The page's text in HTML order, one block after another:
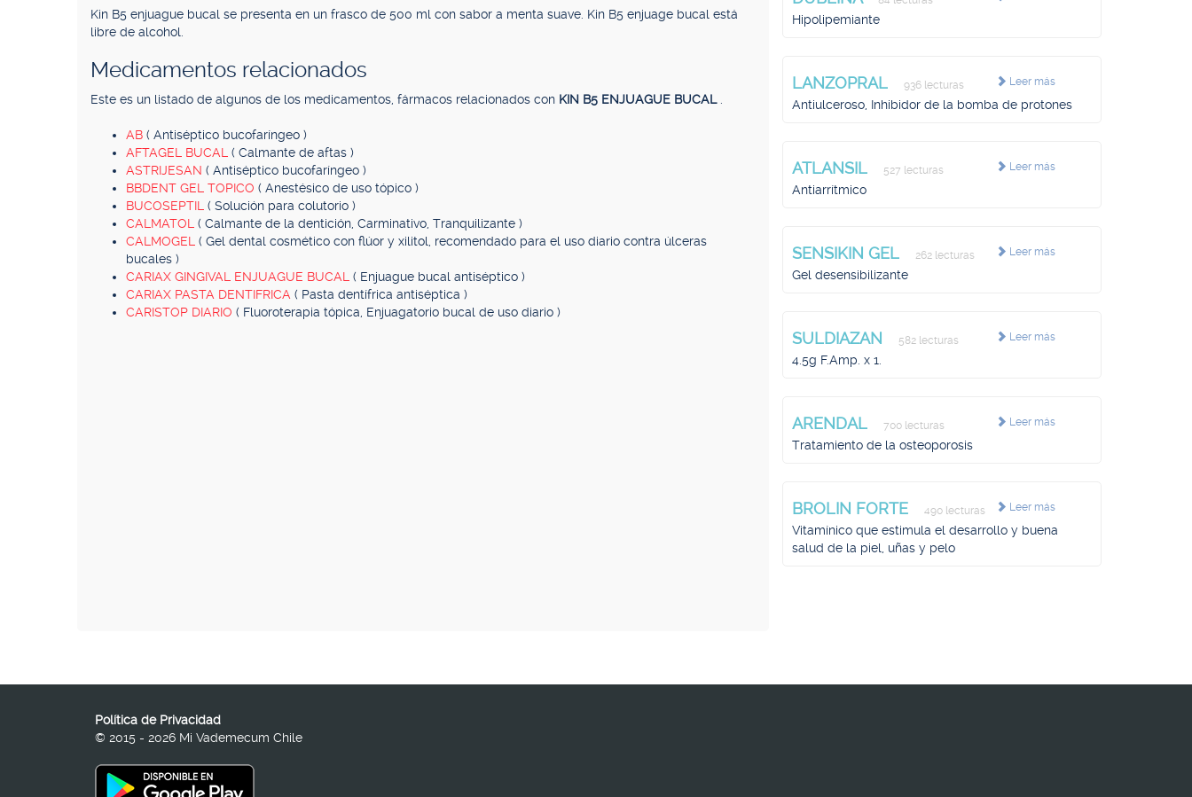
Kin B5 enjuague bucal se presenta en un frasco de 500 ml con sabor a menta suave. Kin B5 enjuage bucal está
libre de alcohol.
Medicamentos relacionados
Este es un listado de algunos de los medicamentos, fármacos relacionados con KIN B5 ENJUAGUE BUCAL
AB ( Antiséptico bucofaríngeo )
AFTAGEL BUCAL ( Calmante de aftas )
ASTRIJESAN ( Antiséptico bucofaríngeo )
BBDENT GEL TOPICO ( Anestésico de uso tópico )
BUCOSEPTIL ( Solución para colutorio )
CALMATOL ( Calmante de la dentición, Carminativo, Tranquilizante )
CALMOGEL ( Gel dental cosmético con flúor y xilitol, recomendado para el uso diario contra úlceras
bucales )
CARIAX GINGIVAL ENJUAGUE BUCAL ( Enjuague bucal antiséptico )
CARIAX PASTA DENTIFRICA ( Pasta dentífrica antiséptica )
CARISTOP DIARIO ( Fluoroterapia tópica, Enjuagatorio bucal de uso diario )
Hipolipemiante
Leer más
LANZOPRAL 936 lecturas
Antiulceroso, Inhibidor de la bomba de protones
Leer más
ATLANSIL 527 lecturas
Antiarrítmico
Leer más
SENSIKIN GEL 262 lecturas
Gel desensibilizante
Leer más
SULDIAZAN 582 lecturas
4.5g F.Amp. x 1.
Leer más
ARENDAL 700 lecturas
Tratamiento de la osteoporosis
Leer más
BROLIN FORTE 490 lecturas
Vitamínico que estimula el desarrollo y buena
salud de la piel, uñas y pelo
Política de Privacidad
© 2015 - 2026 Mi Vademecum Chile